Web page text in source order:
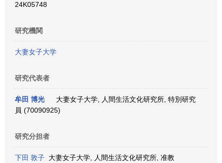
24K05748
研究機関
大妻女子大学
研究代表者
牟田 博光
大妻女子大学, 人間生活文化研究所, 特別研究
員 (70090925)
研究分担者
下田 敦子 大妻女子大学, 人間生活文化研究所, 准教